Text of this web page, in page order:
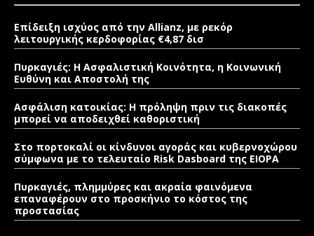
Επίδειξη ισχύος από την Allianz, με ρεκόρ
λειτουργικής κερδοφορίας €4,87 δισ
Πυρκαγιές: Η Ασφαλιστική Κοινότητα, η Κοινωνική
Ευθύνη και Αποστολή της
Ασφάλιση κατοικίας: Η πρόληψη πριν τις διακοπές
μπορεί να αποδειχθεί καθοριστική
Στο πορτοκαλί οι κίνδυνοι αγοράς και κυβερνοχώρου
σύμφωνα με το τελευταίο Risk Dasboard της EIOPA
Πυρκαγιές, πλημμύρες και ακραία φαινόμενα
επαναφέρουν στο προσκήνιο το κόστος της
προστασίας